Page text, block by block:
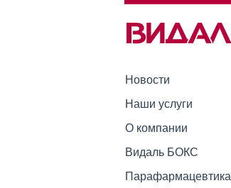
Новости
Наши услуги
О компании
Видаль БОКС
Парафармацевтика